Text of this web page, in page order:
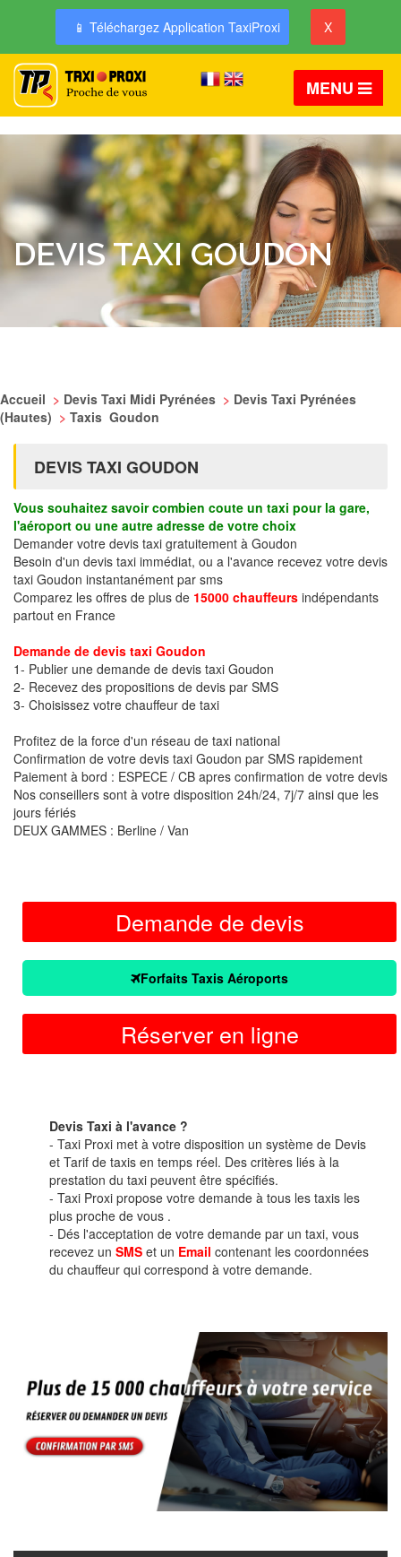
📱 Téléchargez Application TaxiProxi X
MENU
DEVIS TAXI GOUDON
Accueil > Devis Taxi Midi Pyrénées > Devis Taxi Pyrénées
(Hautes) > Taxis Goudon
DEVIS TAXI GOUDON
Vous souhaitez savoir combien coute un taxi pour la gare,
l'aéroport ou une autre adresse de votre choix
Demander votre devis taxi gratuitement à Goudon
Besoin d'un devis taxi immédiat, ou a l'avance recevez votre devis
taxi Goudon instantanément par sms
Comparez les offres de plus de 15000 chauffeurs indépendants
partout en France
Demande de devis taxi Goudon
1- Publier une demande de devis taxi Goudon
2- Recevez des propositions de devis par SMS
3- Choisissez votre chauffeur de taxi
Profitez de la force d'un réseau de taxi national
Confirmation de votre devis taxi Goudon par SMS rapidement
Paiement à bord : ESPECE / CB apres confirmation de votre devis
Nos conseillers sont à votre disposition 24h/24, 7j/7 ainsi que les
jours fériés
DEUX GAMMES : Berline / Van
Demande de devis
Forfaits Taxis Aéroports
Réserver en ligne
Devis Taxi à l'avance ?
- Taxi Proxi met à votre disposition un système de Devis
et Tarif de taxis en temps réel. Des critères liés à la
prestation du taxi peuvent être spécifiés.
- Taxi Proxi propose votre demande à tous les taxis les
plus proche de vous .
- Dés l'acceptation de votre demande par un taxi, vous
recevez un SMS et un Email contenant les coordonnées
du chauffeur qui correspond à votre demande.